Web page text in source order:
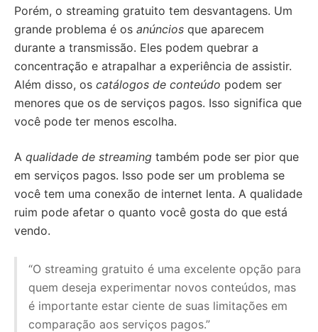
Porém, o streaming gratuito tem desvantagens. Um
grande problema é os anúncios que aparecem
durante a transmissão. Eles podem quebrar a
concentração e atrapalhar a experiência de assistir.
Além disso, os catálogos de conteúdo podem ser
menores que os de serviços pagos. Isso significa que
você pode ter menos escolha.
A qualidade de streaming também pode ser pior que
em serviços pagos. Isso pode ser um problema se
você tem uma conexão de internet lenta. A qualidade
ruim pode afetar o quanto você gosta do que está
vendo.
“O streaming gratuito é uma excelente opção para
quem deseja experimentar novos conteúdos, mas
é importante estar ciente de suas limitações em
comparação aos serviços pagos.”